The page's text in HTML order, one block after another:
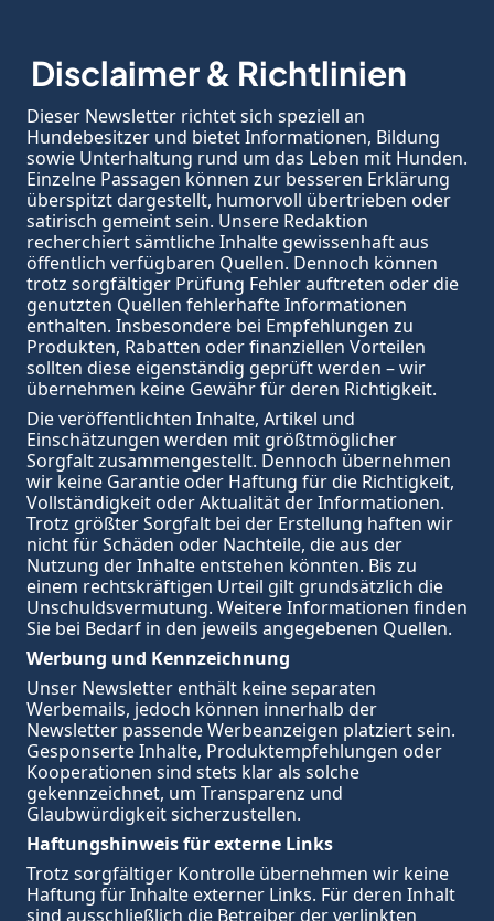
Disclaimer & Richtlinien
Dieser Newsletter richtet sich speziell an
Hundebesitzer und bietet Informationen, Bildung
sowie Unterhaltung rund um das Leben mit Hunden.
Einzelne Passagen können zur besseren Erklärung
überspitzt dargestellt, humorvoll übertrieben oder
satirisch gemeint sein. Unsere Redaktion
recherchiert sämtliche Inhalte gewissenhaft aus
öffentlich verfügbaren Quellen. Dennoch können
trotz sorgfältiger Prüfung Fehler auftreten oder die
genutzten Quellen fehlerhafte Informationen
enthalten. Insbesondere bei Empfehlungen zu
Produkten, Rabatten oder finanziellen Vorteilen
sollten diese eigenständig geprüft werden – wir
übernehmen keine Gewähr für deren Richtigkeit.
Die veröffentlichten Inhalte, Artikel und
Einschätzungen werden mit größtmöglicher
Sorgfalt zusammengestellt. Dennoch übernehmen
wir keine Garantie oder Haftung für die Richtigkeit,
Vollständigkeit oder Aktualität der Informationen.
Trotz größter Sorgfalt bei der Erstellung haften wir
nicht für Schäden oder Nachteile, die aus der
Nutzung der Inhalte entstehen könnten. Bis zu
einem rechtskräftigen Urteil gilt grundsätzlich die
Unschuldsvermutung. Weitere Informationen finden
Sie bei Bedarf in den jeweils angegebenen Quellen.
Werbung und Kennzeichnung
Unser Newsletter enthält keine separaten
Werbemails, jedoch können innerhalb der
Newsletter passende Werbeanzeigen platziert sein.
Gesponserte Inhalte, Produktempfehlungen oder
Kooperationen sind stets klar als solche
gekennzeichnet, um Transparenz und
Glaubwürdigkeit sicherzustellen.
Haftungshinweis für externe Links
Trotz sorgfältiger Kontrolle übernehmen wir keine
Haftung für Inhalte externer Links. Für deren Inhalt
sind ausschließlich die Betreiber der verlinkten